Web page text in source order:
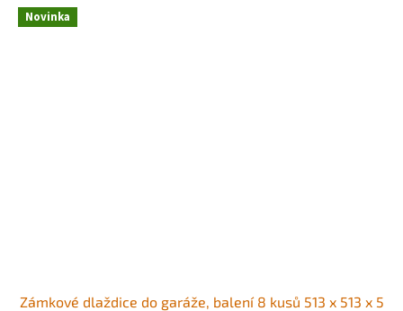
Novinka
Zámkové dlaždice do garáže, balení 8 kusů 513 x 513 x 5